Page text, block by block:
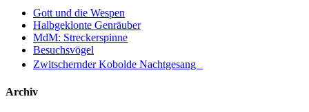
Gott und die Wespen
Halbgeklonte Genräuber
MdM: Streckerspinne
Besuchsvögel
Zwitschernder Kobolde Nachtgesang
Archiv